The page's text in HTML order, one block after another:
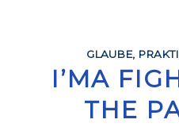
GLAUBE,
I’MA
THE